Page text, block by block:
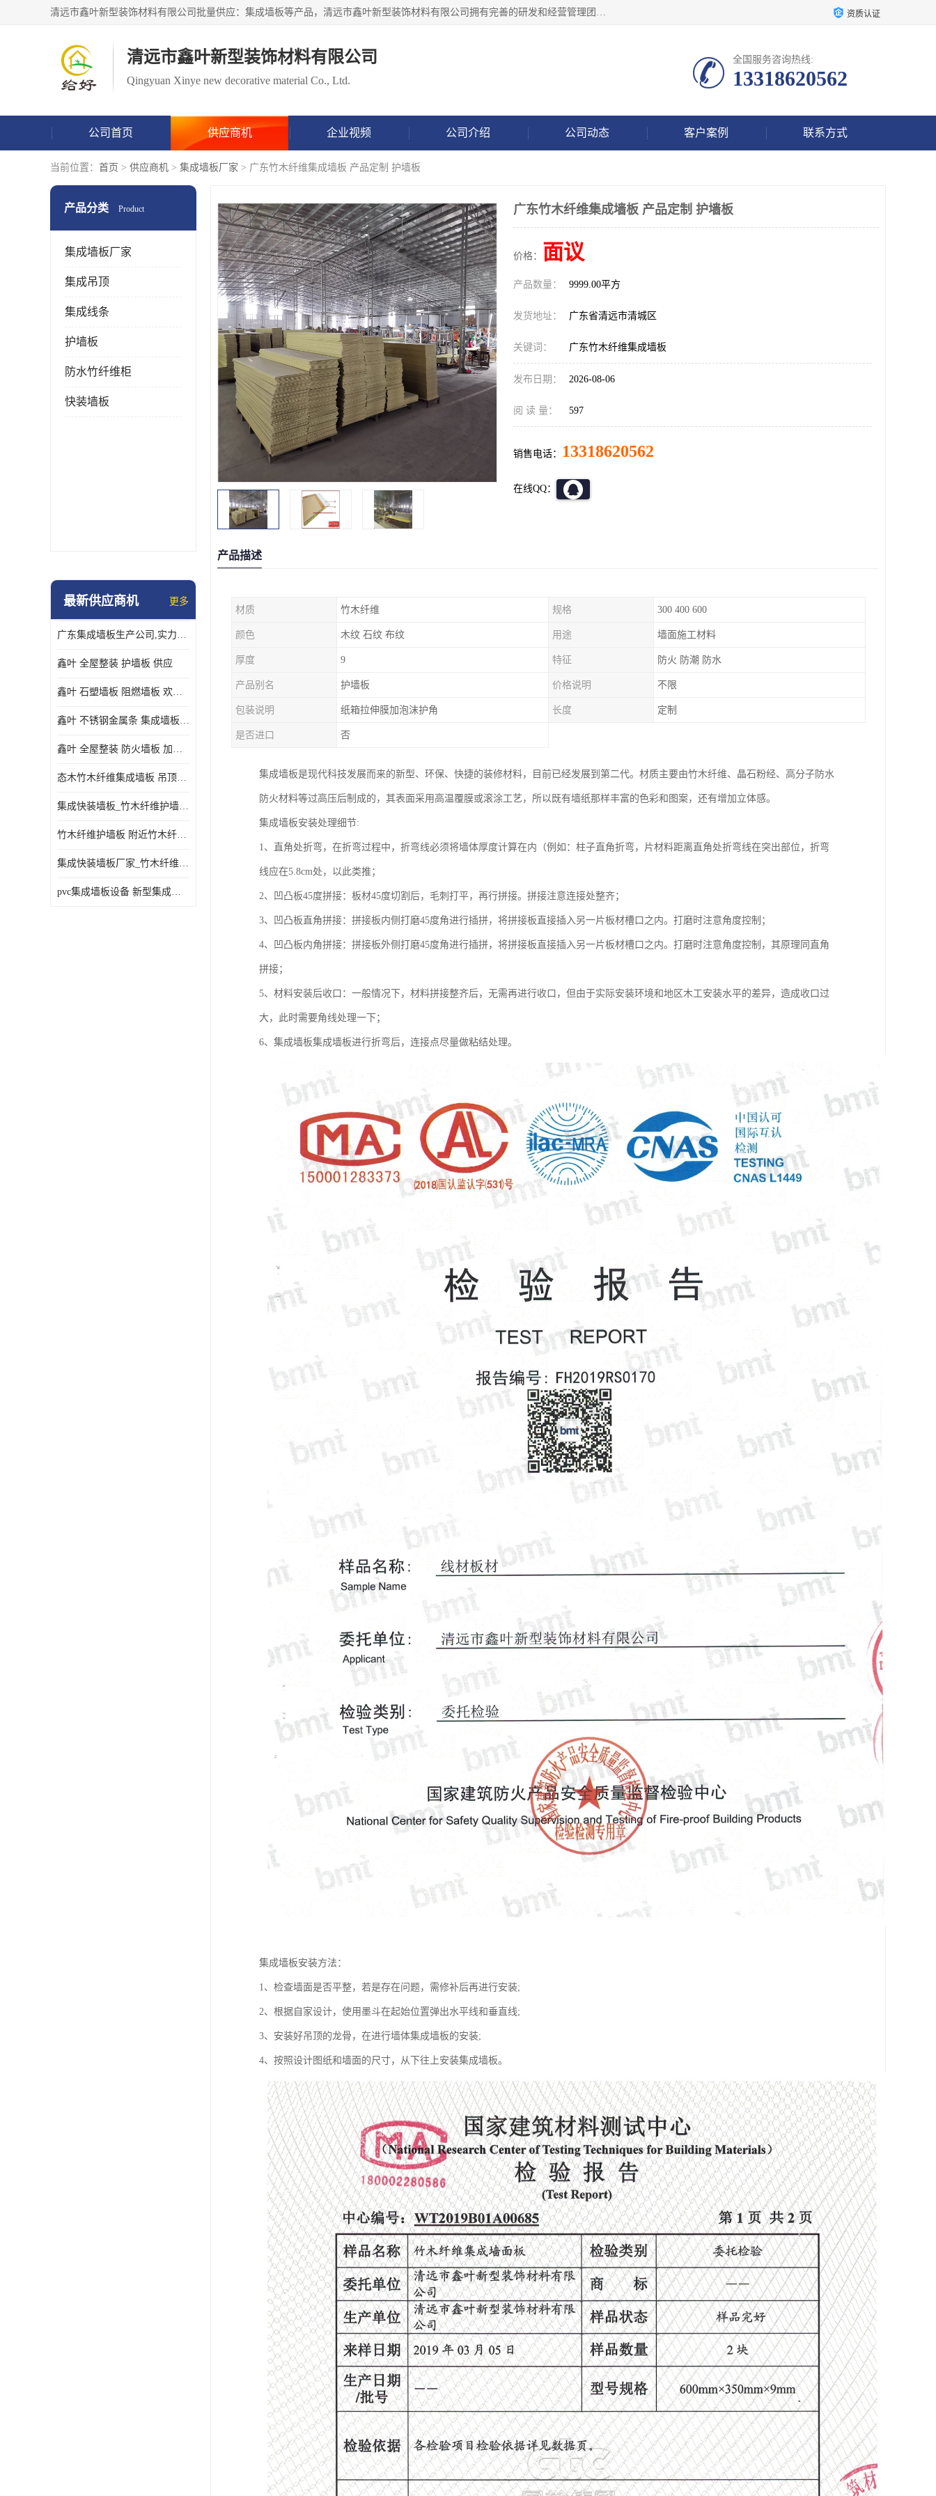
清远市鑫叶新型装饰材料有限公司批量供应：集成墙板等产品，清远市鑫叶新型装饰材料有限公司拥有完善的研发和经营管理团队，取得有70多项证书。不断让研发科技成果惠及全人类，用新材料保护自然资源，让人类生活居住健康与自然发展相和谐。全国统一热线电话：*。 资质认证
清远市鑫叶新型装饰材料有限公司
Qingyuan Xinye new decorative material Co., Ltd.
全国服务咨询热线:
13318620562
公司首页 供应商机 企业视频 公司介绍 公司动态 客户案例 联系方式
当前位置： 首页 > 供应商机 > 集成墙板厂家 > 广东竹木纤维集成墙板 产品定制 护墙板
产品分类 Product
集成墙板厂家
集成吊顶
集成线条
护墙板
防水竹纤维柜
快装墙板
最新供应商机 更多
广东集成墙板生产公司,实力厂家-配送+设计+安装-没中间商
鑫叶 全屋整装 护墙板 供应
鑫叶 石塑墙板 阻燃墙板 欢迎选购
鑫叶 不锈钢金属条 集成墙板阴角线 欢迎选购
鑫叶 全屋整装 防火墙板 加工定制
态木竹木纤维集成墙板 吊顶板材 扣板快装 护墙板
集成快装墙板_竹木纤维护墙板厂家_竹木纤维集成墙板厂家
竹木纤维护墙板 附近竹木纤维集成墙板厂
集成快装墙板厂家_竹木纤维护墙板厂家_竹木纤维集成墙板厂家
pvc集成墙板设备 新型集成墙板 厂家供应
广东竹木纤维集成墙板 产品定制 护墙板
价格： 面议
产品数量： 9999.00平方
发货地址： 广东省清远市清城区
关键词： 广东竹木纤维集成墙板
发布日期： 2026-08-06
阅 读 量： 597
销售电话： 13318620562
在线QQ：
产品描述
材质 竹木纤维 规格 300 400 600
颜色 木纹 石纹 布纹 用途 墙面施工材料
厚度 9 特征 防火 防潮 防水
产品别名 护墙板 价格说明 不限
包装说明 纸箱拉伸膜加泡沫护角 长度 定制
是否进口 否
集成墙板是现代科技发展而来的新型、环保、快捷的装修材料，目前已经发展到第二代。材质主要由竹木纤维、晶石粉经、高分子防水
防火材料等过高压后制成的，其表面采用高温覆膜或滚涂工艺，所以既有墙纸那样丰富的色彩和图案，还有增加立体感。
集成墙板安装处理细节:
1、直角处折弯，在折弯过程中，折弯线必须将墙体厚度计算在内（例如：柱子直角折弯，片材料距离直角处折弯线在突出部位，折弯
线应在5.8cm处，以此类推；
2、凹凸板45度拼接：板材45度切割后，毛刺打平，再行拼接。拼接注意连接处整齐；
3、凹凸板直角拼接：拼接板内侧打磨45度角进行插拼，将拼接板直接插入另一片板材槽口之内。打磨时注意角度控制；
4、凹凸板内角拼接：拼接板外侧打磨45度角进行插拼，将拼接板直接插入另一片板材槽口之内。打磨时注意角度控制，其原理同直角
拼接；
5、材料安装后收口：一般情况下，材料拼接整齐后，无需再进行收口，但由于实际安装环境和地区木工安装水平的差异，造成收口过
大，此时需要角线处理一下；
6、集成墙板集成墙板进行折弯后，连接点尽量做粘结处理。
集成墙板安装方法：
1、检查墙面是否平整，若是存在问题，需修补后再进行安装;
2、根据自家设计，使用墨斗在起始位置弹出水平线和垂直线;
3、安装好吊顶的龙骨，在进行墙体集成墙板的安装;
4、按照设计图纸和墙面的尺寸，从下往上安装集成墙板。